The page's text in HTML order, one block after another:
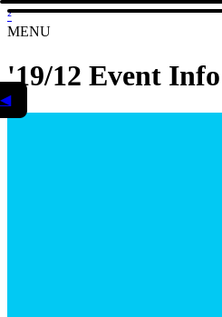
²
MENU
◀
'19/12 Event Info